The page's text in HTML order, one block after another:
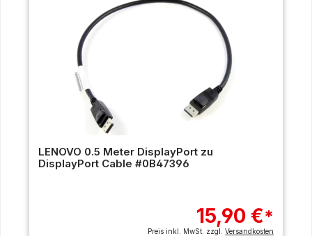
LENOVO 0.5 Meter DisplayPort zu
DisplayPort Cable #0B47396
15,90 €*
Preis inkl. MwSt. zzgl.Versandkosten